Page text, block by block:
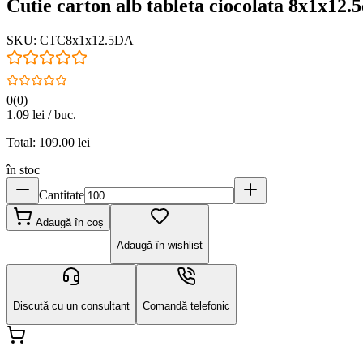
Cutie carton alb tableta ciocolata
SKU: CTC8x1x12.5DA
0(0)
1.09 lei / buc.
Total: 109.00 lei
în stoc
Cantitate
Adaugă în coș
Adaugă în wishlist
Discută cu un consultant Comandă telefonic